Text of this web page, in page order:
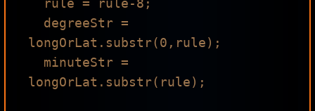
longOrLat.substr(0,rule);
longOrLat.substr(rule);